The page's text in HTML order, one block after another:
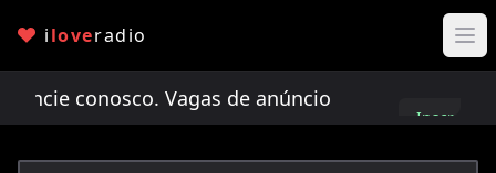
iloveradio
conosco. Vagas de anúncio limitadas!
Inscreva-